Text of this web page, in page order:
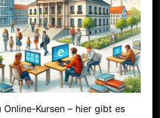
Kursen – hier gibt es